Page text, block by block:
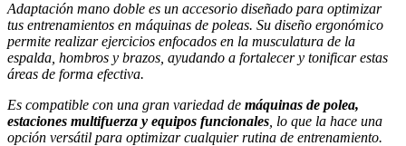
Adaptación mano doble es un accesorio diseñado para optimizar
tus entrenamientos en máquinas de poleas. Su diseño ergonómico
permite realizar ejercicios enfocados en la musculatura de la
espalda, hombros y brazos, ayudando a fortalecer y tonificar estas
áreas de forma efectiva.
Es compatible con una gran variedad de máquinas de polea,
estaciones multifuerza y equipos funcionales , lo que la hace una
opción versátil para optimizar cualquier rutina de entrenamiento.